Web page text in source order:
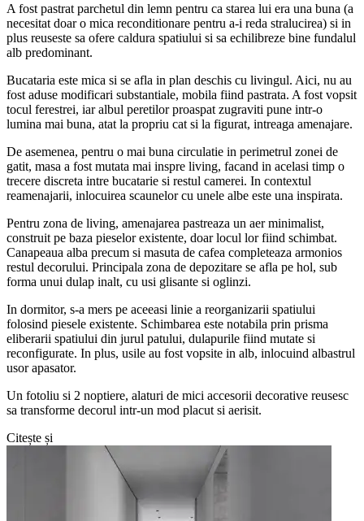
A fost pastrat parchetul din lemn pentru ca starea lui era una buna (a
necesitat doar o mica reconditionare pentru a-i reda stralucirea) si in
plus reuseste sa ofere caldura spatiului si sa echilibreze bine fundalul
alb predominant.
Bucataria este mica si se afla in plan deschis cu livingul. Aici, nu au
fost aduse modificari substantiale, mobila fiind pastrata. A fost vopsit
tocul ferestrei, iar albul peretilor proaspat zugraviti pune intr-o
lumina mai buna, atat la propriu cat si la figurat, intreaga amenajare.
De asemenea, pentru o mai buna circulatie in perimetrul zonei de
gatit, masa a fost mutata mai inspre living, facand in acelasi timp o
trecere discreta intre bucatarie si restul camerei. In contextul
reamenajarii, inlocuirea scaunelor cu unele albe este una inspirata.
Pentru zona de living, amenajarea pastreaza un aer minimalist,
construit pe baza pieselor existente, doar locul lor fiind schimbat.
Canapeaua alba precum si masuta de cafea completeaza armonios
restul decorului. Principala zona de depozitare se afla pe hol, sub
forma unui dulap inalt, cu usi glisante si oglinzi.
In dormitor, s-a mers pe aceeasi linie a reorganizarii spatiului
folosind piesele existente. Schimbarea este notabila prin prisma
eliberarii spatiului din jurul patului, dulapurile fiind mutate si
reconfigurate. In plus, usile au fost vopsite in alb, inlocuind albastrul
usor apasator.
Un fotoliu si 2 noptiere, alaturi de mici accesorii decorative reusesc
sa transforme decorul intr-un mod placut si aerisit.
Citește și